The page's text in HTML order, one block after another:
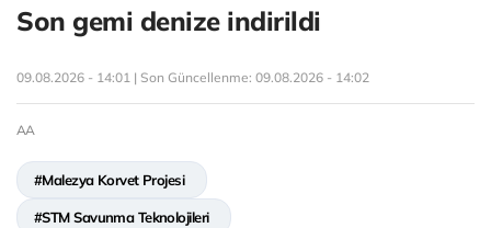
Son gemi denize indirildi
09.08.2026 - 14:01 | Son Güncellenme: 09.08.2026 - 14:02
AA
#Malezya Korvet Projesi
#STM Savunma Teknolojileri